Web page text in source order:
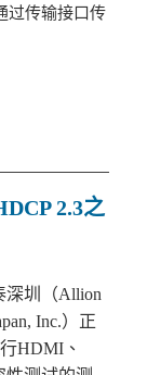
过传输接口传
2.3之
深圳（Allion
Inc.）正
HDMI、